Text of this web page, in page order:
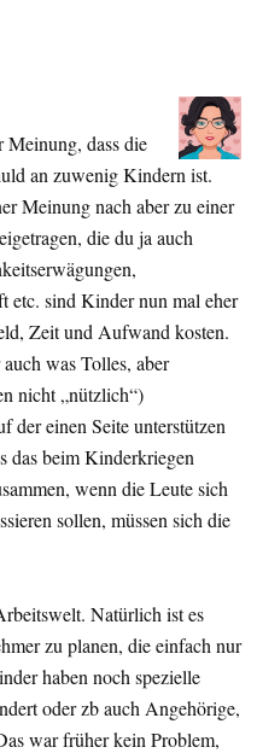
dass die
an zuwenig Kindern ist.
Meinung nach aber zu einer
die du ja auch
etc. sind Kinder nun mal eher
Zeit und Aufwand kosten.
was Tolles, aber
nicht „nützlich“)
der einen Seite unterstützen
das beim Kinderkriegen
wenn die Leute sich
sollen, müssen sich die
Natürlich ist es
zu planen, die einfach nur
haben noch spezielle
oder zb auch Angehörige,
war früher kein Problem,